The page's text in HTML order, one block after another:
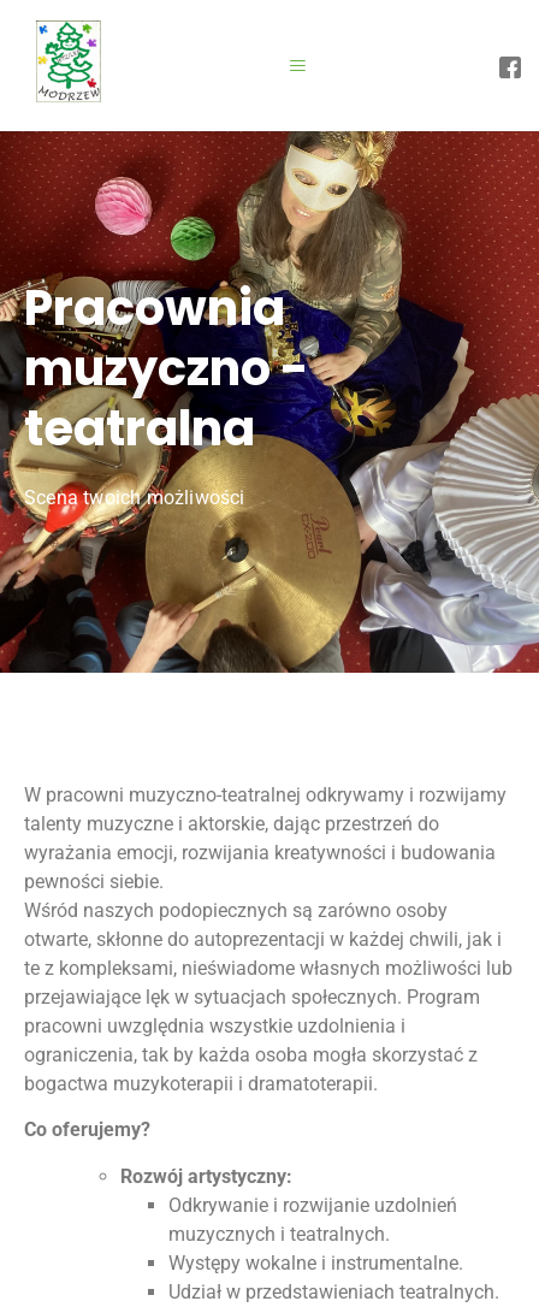
Pracownia
muzyczno -
teatralna
Scena twoich możliwości
W pracowni muzyczno-teatralnej odkrywamy i rozwijamy
talenty muzyczne i aktorskie, dając przestrzeń do
wyrażania emocji, rozwijania kreatywności i budowania
pewności siebie.
Wśród naszych podopiecznych są zarówno osoby
otwarte, skłonne do autoprezentacji w każdej chwili, jak i
te z kompleksami, nieświadome własnych możliwości lub
przejawiające lęk w sytuacjach społecznych. Program
pracowni uwzględnia wszystkie uzdolnienia i
ograniczenia, tak by każda osoba mogła skorzystać z
bogactwa muzykoterapii i dramatoterapii.
Co oferujemy?
Rozwój artystyczny:
Odkrywanie i rozwijanie uzdolnień
muzycznych i teatralnych.
Występy wokalne i instrumentalne.
Udział w przedstawieniach teatralnych.